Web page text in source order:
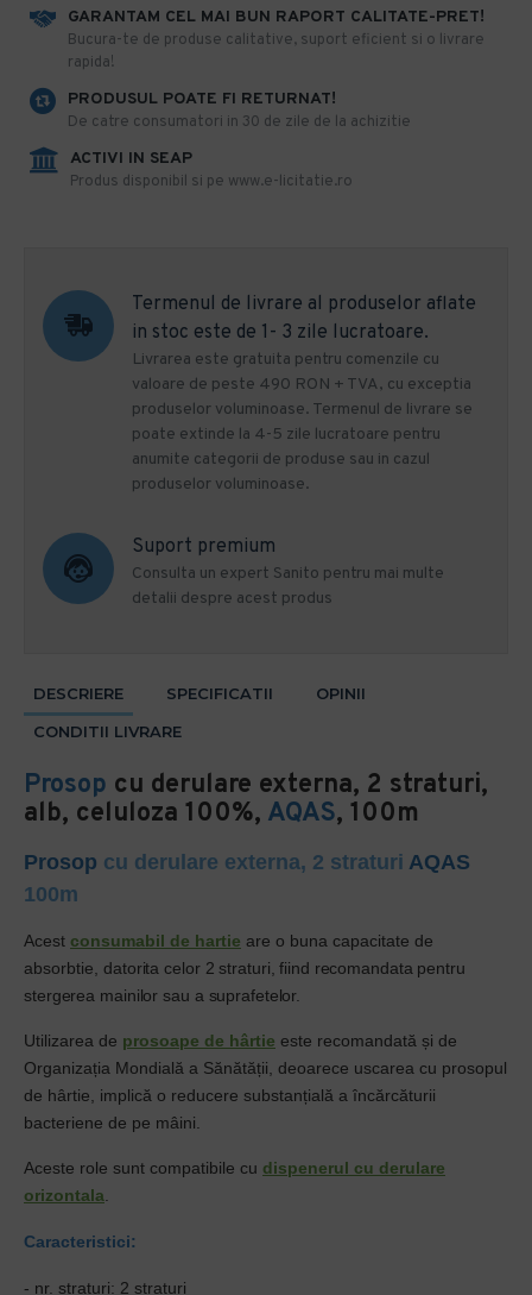
GARANTAM CEL MAI BUN RAPORT CALITATE-PRET!
​Bucura-te de produse calitative, suport eficient si o livrare
rapida!
PRODUSUL POATE FI RETURNAT!
De catre consumatori in 30 de zile de la achizitie
ACTIVI IN SEAP
Produs disponibil si pe www.e-licitatie.ro
Termenul de livrare al produselor aflate
in stoc este de 1- 3 zile lucratoare.
Livrarea este gratuita pentru comenzile cu
valoare de peste 490 RON + TVA, cu exceptia
produselor voluminoase. Termenul de livrare se
poate extinde la 4-5 zile lucratoare pentru
anumite categorii de produse sau in cazul
produselor voluminoase.
Suport premium
Consulta un expert Sanito pentru mai multe
detalii despre acest produs
DESCRIERE SPECIFICATII
OPINII
CONDITII LIVRARE
Prosop cu derulare externa, 2 straturi,
alb, celuloza 100%, AQAS, 100m
Prosop cu derulare externa, 2 straturi AQAS
100m
Acest consumabil de hartie are o buna capacitate de
absorbtie, datorita celor 2 straturi, fiind recomandata pentru
stergerea mainilor sau a suprafetelor.
Utilizarea de prosoape de hârtie este recomandată și de
Organizația Mondială a Sănătății, deoarece uscarea cu prosopul
de hârtie, implică o reducere substanțială a încărcăturii
bacteriene de pe mâini.
Aceste role sunt compatibile cu dispenerul cu derulare
orizontala
Caracteristici:
- nr. straturi: 2 straturi